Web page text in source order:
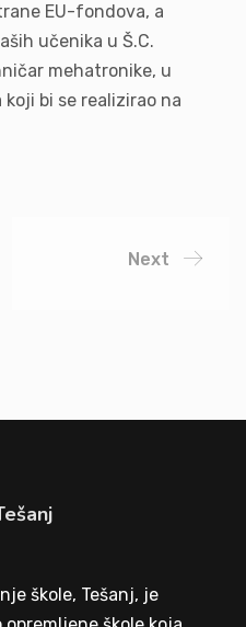
EU-fondova, a
učenika u Š.C.
mehatronike, u
bi se realizirao na
Next
škole, Tešanj, je